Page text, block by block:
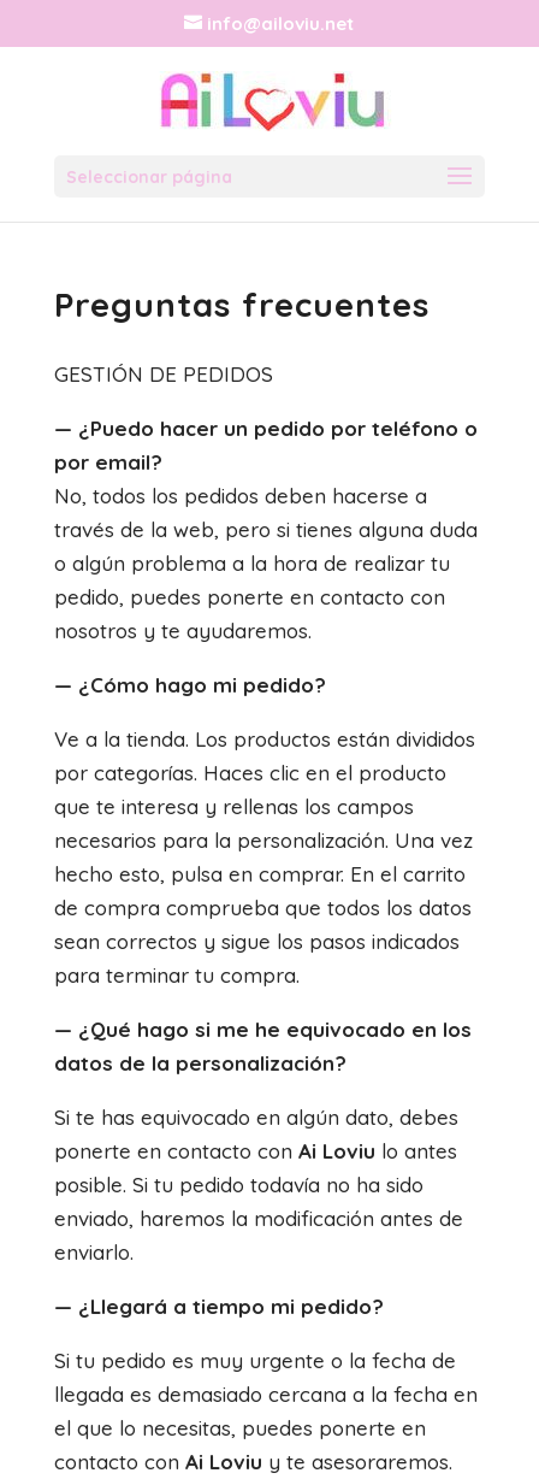
info@ailoviu.net
Seleccionar página
Preguntas frecuentes
GESTIÓN DE PEDIDOS
— ¿Puedo hacer un pedido por teléfono o
por email?
No, todos los pedidos deben hacerse a
través de la web, pero si tienes alguna duda
o algún problema a la hora de realizar tu
pedido, puedes ponerte en contacto con
nosotros y te ayudaremos.
— ¿Cómo hago mi pedido?
Ve a la tienda. Los productos están divididos
por categorías. Haces clic en el producto
que te interesa y rellenas los campos
necesarios para la personalización. Una vez
hecho esto, pulsa en comprar. En el carrito
de compra comprueba que todos los datos
sean correctos y sigue los pasos indicados
para terminar tu compra.
— ¿Qué hago si me he equivocado en los
datos de la personalización?
Si te has equivocado en algún dato, debes
ponerte en contacto con Ai Loviu lo antes
posible. Si tu pedido todavía no ha sido
enviado, haremos la modificación antes de
enviarlo.
— ¿Llegará a tiempo mi pedido?
Si tu pedido es muy urgente o la fecha de
llegada es demasiado cercana a la fecha en
el que lo necesitas, puedes ponerte en
contacto con Ai Loviu y te asesoraremos.